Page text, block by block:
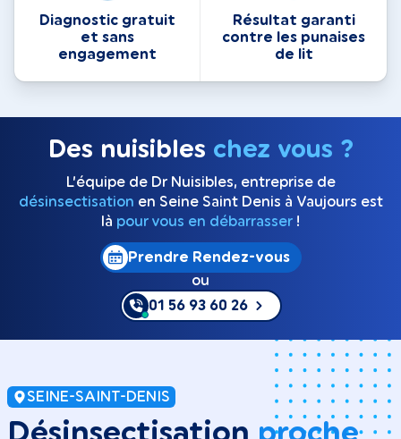
Diagnostic gratuit
et sans
engagement
Résultat garanti
contre les punaises
de lit
Des nuisibles chez vous ?
L’équipe de Dr Nuisibles, entreprise de
désinsectisation en Seine Saint Denis à Vaujours est
là pour vous en débarrasser !
Prendre Rendez-vous
ou
01 56 93 60 26
SEINE-SAINT-DENIS
Désinsectisation proche